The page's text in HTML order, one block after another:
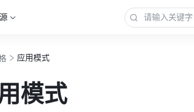
应用模式
模式